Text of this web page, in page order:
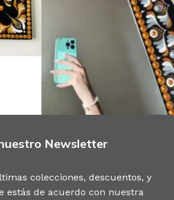
Newsletter
colecciones, descuentos, y
estás de acuerdo con nuestra